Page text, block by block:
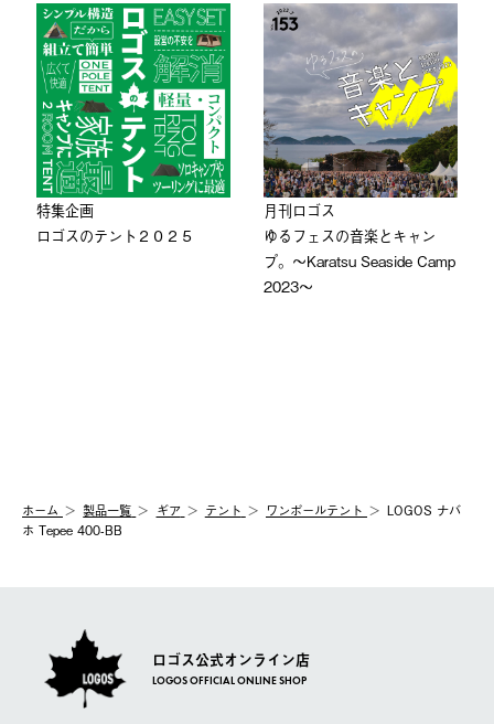
特集企画
ロゴスのテント２０２５
⽉刊ロゴス
ゆるフェスの音楽とキャン
プ。〜Karatsu Seaside Camp
2023〜
ホーム 製品⼀覧 ギア テント ワンポールテント
LOGOS ナバ
ホ Tepee 400-BB
ロゴス公式オンライン店
LOGOS OFFICIAL ONLINE SHOP